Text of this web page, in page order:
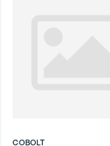
COBOLT